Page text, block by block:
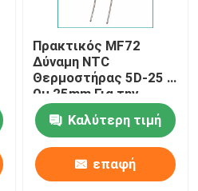
Πρακτικός MF72
Δύναμη NTC
Θερμοστήρας 5D-25 5
Ωμ 25mm Για την
εναλλαγή
τροφοδοσίας
ρεύματος
Καλύτερη τιμή
επαφή